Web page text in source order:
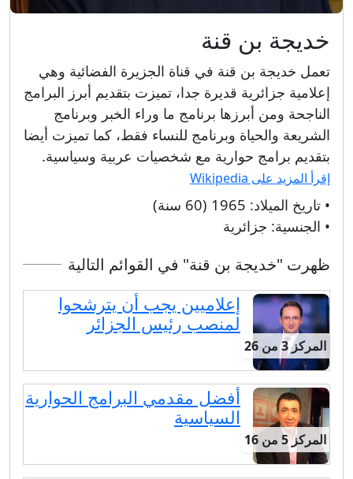
خديجة بن قنة
تعمل خديجة بن قنة في قناة الجزيرة الفضائية وهي
إعلامية جزائرية قديرة جدا، تميزت بتقديم أبرز البرامج
الناجحة ومن أبرزها برنامج ما وراء الخبر وبرنامج
الشريعة والحياة وبرنامج للنساء فقط، كما تميزت أيضا
بتقديم برامج حوارية مع شخصيات عربية وسياسية.
إقرأ المزيد على Wikipedia
• تاريخ الميلاد: 1965 (60 سنة)
• الجنسية: جزائرية
ظهرت "خديجة بن قنة" في القوائم التالية
المركز 3 من 26
إعلاميين يجب أن يترشحوا
لمنصب رئيس الجزائر
المركز 5 من 16
أفضل مقدمي البرامج الحوارية
السياسية